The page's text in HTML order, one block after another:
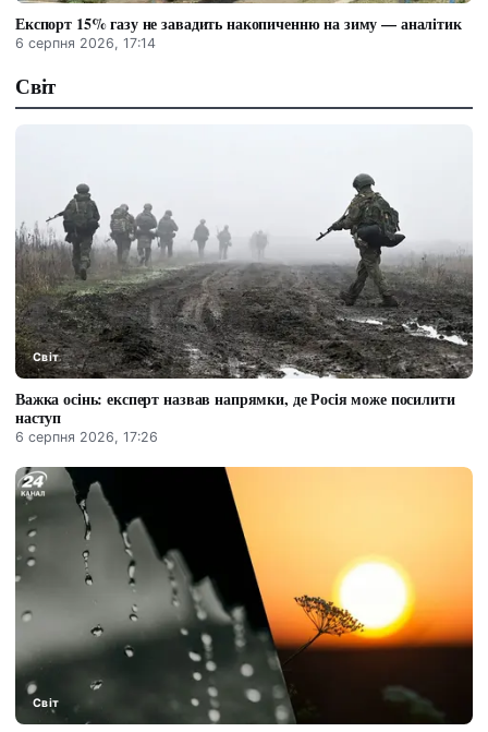
Експорт 15% газу не завадить накопиченню на зиму — аналітик
6 серпня 2026, 17:14
Світ
Світ
Важка осінь: експерт назвав напрямки, де Росія може посилити
наступ
6 серпня 2026, 17:26
Світ